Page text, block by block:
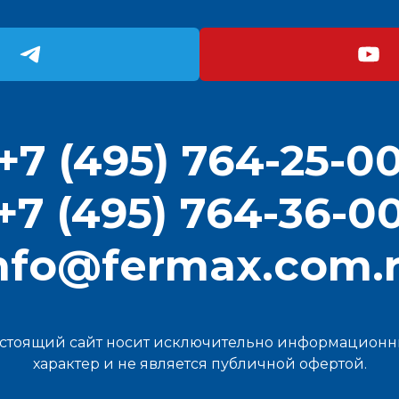
(495) 764-25-
(495) 764-36-
сайт носит исключительно
характер и не является публичной офертой.